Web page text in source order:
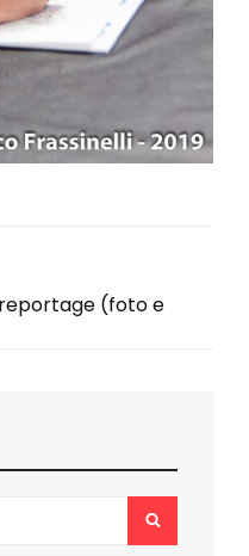
reportage (foto e
SEARCH